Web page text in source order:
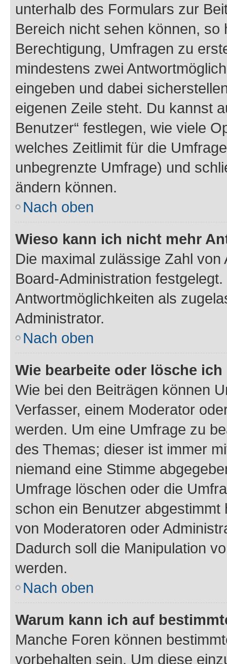
unterhalb des Formulars zur
Bereich nicht sehen können,
Berechtigung, Umfragen zu
mindestens zwei
eingeben und dabei
eigenen Zeile steht. Du kannst
Benutzer“ festlegen, wie viele
welches Zeitlimit für die
unbegrenzte Umfrage) und
ändern können.
Nach oben
Wieso kann ich nicht mehr
Die maximal zulässige Zahl
Board-Administration
Antwortmöglichkeiten als
Administrator.
Nach oben
Wie bearbeite oder lösche
Wie bei den Beiträgen können
Verfasser, einem Moderator
werden. Um eine Umfrage zu
des Themas; dieser ist immer
niemand eine Stimme
Umfrage löschen oder die
schon ein Benutzer
von Moderatoren oder
Dadurch soll die Manipulation
werden.
Nach oben
Warum kann ich auf
Manche Foren können
vorbehalten sein. Um diese